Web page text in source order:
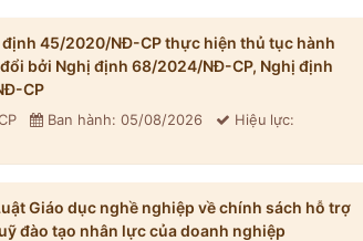
45/2020/NĐ-CP thực hiện thủ tục hành
bởi Nghị định 68/2024/NĐ-CP, Nghị định
CP
Ban hành: 05/08/2026 Hiệu lực:
Giáo dục nghề nghiệp về chính sách hỗ trợ
đào tạo nhân lực của doanh nghiệp